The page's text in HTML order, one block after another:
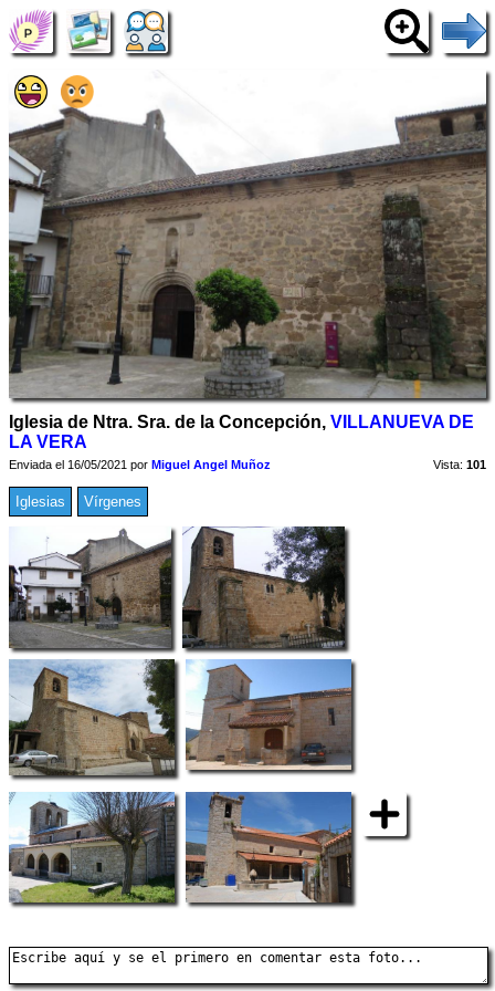
Iglesia de Ntra. Sra. de la Concepción, VILLANUEVA DE
LA VERA
Enviada el 16/05/2021 por Miguel Angel Muñoz Vista: 101
Iglesias Vírgenes